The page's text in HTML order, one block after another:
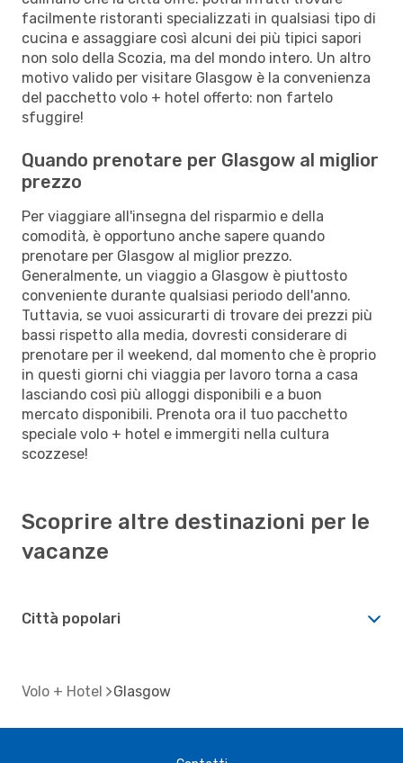
facilmente ristoranti specializzati in qualsiasi tipo di
cucina e assaggiare così alcuni dei più tipici sapori
non solo della Scozia, ma del mondo intero. Un altro
motivo valido per visitare Glasgow è la convenienza
del pacchetto volo + hotel offerto: non fartelo
sfuggire!
Quando prenotare per Glasgow al miglior
prezzo
Per viaggiare all'insegna del risparmio e della
comodità, è opportuno anche sapere quando
prenotare per Glasgow al miglior prezzo.
Generalmente, un viaggio a Glasgow è piuttosto
conveniente durante qualsiasi periodo dell'anno.
Tuttavia, se vuoi assicurarti di trovare dei prezzi più
bassi rispetto alla media, dovresti considerare di
prenotare per il weekend, dal momento che è proprio
in questi giorni chi viaggia per lavoro torna a casa
lasciando così più alloggi disponibili e a buon
mercato disponibili. Prenota ora il tuo pacchetto
speciale volo + hotel e immergiti nella cultura
scozzese!
Scoprire altre destinazioni per le
vacanze
Città popolari
Volo + Hotel Glasgow